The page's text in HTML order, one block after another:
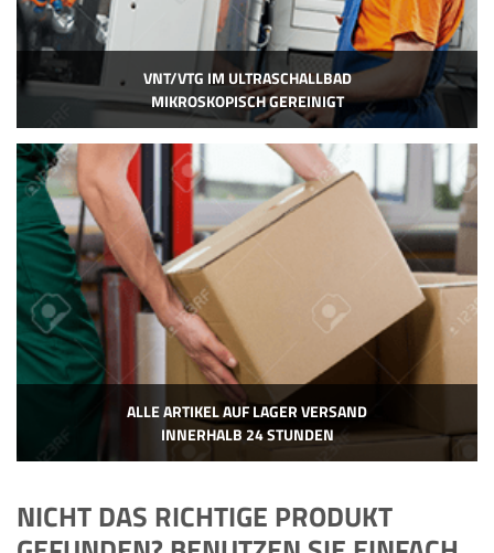
VNT/VTG IM ULTRASCHALLBAD
MIKROSKOPISCH GEREINIGT
ALLE ARTIKEL AUF LAGER VERSAND
INNERHALB 24 STUNDEN
NICHT DAS RICHTIGE PRODUKT